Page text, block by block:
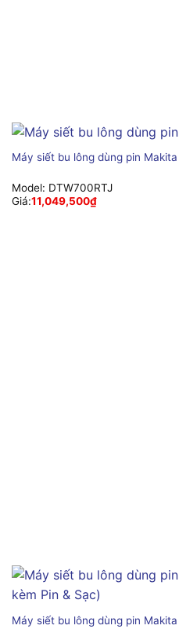
Máy siết bu lông dùng pin
Model: DTW700RTJ
Giá:11,049,500₫
Máy siết bu lông dùng pin